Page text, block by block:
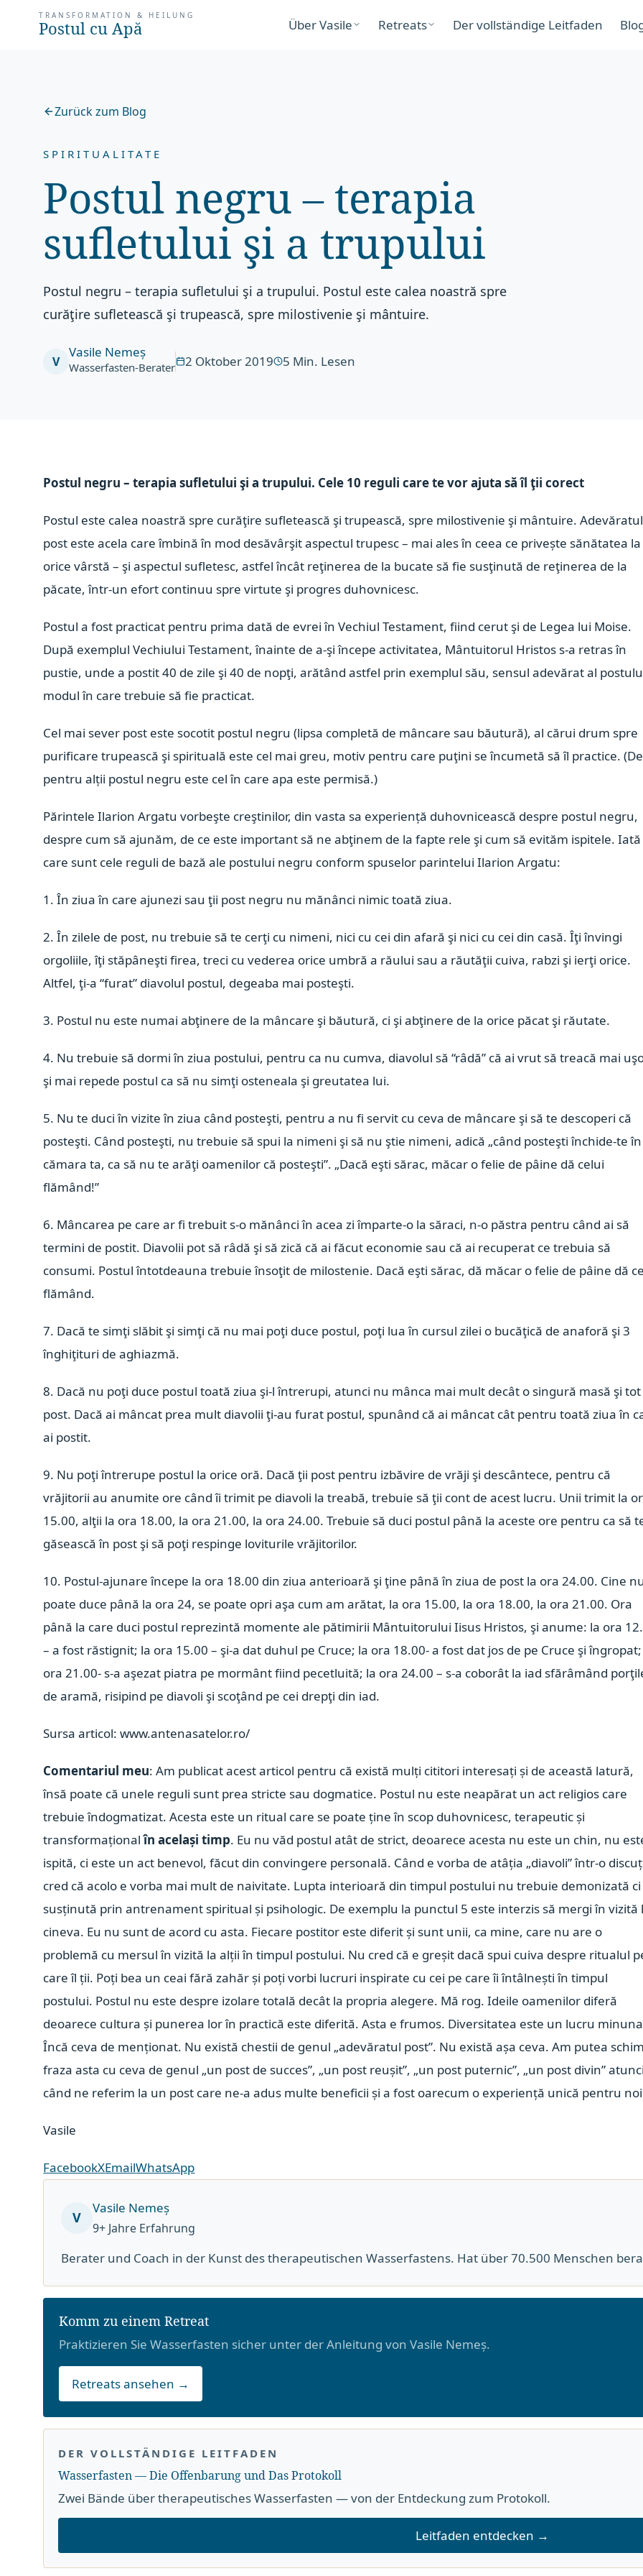
TRANSFORMATION & HEILUNG
Postul cu Apă Über Vasile Retreats Der vollständige Leitfaden
Zurück zum Blog
SPIRITUALITATE
Postul negru – terapia
sufletului şi a trupului
Postul negru – terapia sufletului şi a trupului. Postul este calea noastră spre
curăţire sufletească şi trupească, spre milostivenie şi mântuire.
V
Vasile Nemeș
Wasserfasten-Berater 2 Oktober 2019 5 Min. Lesen
Postul negru – terapia sufletului şi a trupului. Cele 10 reguli care te vor ajuta să îl ţii corect
Postul este calea noastră spre curăţire sufletească şi trupească, spre milostivenie şi mântuire. Adevăratul
post este acela care îmbină în mod desăvârşit aspectul trupesc – mai ales în ceea ce privește sănătatea la
orice vârstă – şi aspectul sufletesc, astfel încât reţinerea de la bucate să fie susţinută de reţinerea de la
păcate, într-un efort continuu spre virtute şi progres duhovnicesc.
Postul a fost practicat pentru prima dată de evrei în Vechiul Testament, fiind cerut şi de Legea lui Moise.
După exemplul Vechiului Testament, înainte de a-şi începe activitatea, Mântuitorul Hristos s-a retras în
pustie, unde a postit 40 de zile şi 40 de nopţi, arătând astfel prin exemplul său, sensul adevărat al
modul în care trebuie să fie practicat.
Cel mai sever post este socotit postul negru (lipsa completă de mâncare sau băutură), al cărui drum spre
purificare trupească şi spirituală este cel mai greu, motiv pentru care puţini se încumetă să îl practice.
pentru alții postul negru este cel în care apa este permisă.)
Părintele Ilarion Argatu vorbeşte creştinilor, din vasta sa experiență duhovnicească despre postul negru,
despre cum să ajunăm, de ce este important să ne abţinem de la fapte rele şi cum să evităm ispitele. Iată
care sunt cele reguli de bază ale postului negru conform spuselor parintelui Ilarion Argatu:
1. În ziua în care ajunezi sau ţii post negru nu mănânci nimic toată ziua.
2. În zilele de post, nu trebuie să te cerţi cu nimeni, nici cu cei din afară şi nici cu cei din casă. Îţi învingi
orgoliile, îţi stăpâneşti firea, treci cu vederea orice umbră a răului sau a răutăţii cuiva, rabzi şi ierţi orice.
Altfel, ţi-a “furat” diavolul postul, degeaba mai posteşti.
3. Postul nu este numai abţinere de la mâncare şi băutură, ci şi abţinere de la orice păcat şi răutate.
4. Nu trebuie să dormi în ziua postului, pentru ca nu cumva, diavolul să “râdă” că ai vrut să treacă mai
şi mai repede postul ca să nu simţi osteneala şi greutatea lui.
5. Nu te duci în vizite în ziua când posteşti, pentru a nu fi servit cu ceva de mâncare şi să te descoperi că
posteşti. Când posteşti, nu trebuie să spui la nimeni şi să nu ştie nimeni, adică „când posteşti închide-te în
cămara ta, ca să nu te arăţi oamenilor că posteşti”. „Dacă eşti sărac, măcar o felie de pâine dă celui
flămând!”
6. Mâncarea pe care ar fi trebuit s-o mănânci în acea zi împarte-o la săraci, n-o păstra pentru când ai să
termini de postit. Diavolii pot să râdă şi să zică că ai făcut economie sau că ai recuperat ce trebuia să
consumi. Postul întotdeauna trebuie însoţit de milostenie. Dacă eşti sărac, dă măcar o felie de pâine dă
flămând.
7. Dacă te simţi slăbit şi simţi că nu mai poţi duce postul, poţi lua în cursul zilei o bucăţică de anaforă şi 3
înghiţituri de aghiazmă.
8. Dacă nu poţi duce postul toată ziua şi-l întrerupi, atunci nu mânca mai mult decât o singură masă şi
post. Dacă ai mâncat prea mult diavolii ţi-au furat postul, spunând că ai mâncat cât pentru toată ziua în
ai postit.
9. Nu poţi întrerupe postul la orice oră. Dacă ţii post pentru izbăvire de vrăji şi descântece, pentru că
vrăjitorii au anumite ore când îi trimit pe diavoli la treabă, trebuie să ţii cont de acest lucru. Unii trimit la
15.00, alţii la ora 18.00, la ora 21.00, la ora 24.00. Trebuie să duci postul până la aceste ore pentru ca să
găsească în post şi să poţi respinge loviturile vrăjitorilor.
10. Postul-ajunare începe la ora 18.00 din ziua anterioară şi ţine până în ziua de post la ora 24.00. Cine
poate duce până la ora 24, se poate opri aşa cum am arătat, la ora 15.00, la ora 18.00, la ora 21.00. Ora
până la care duci postul reprezintă momente ale pătimirii Mântuitorului Iisus Hristos, şi anume: la ora
– a fost răstignit; la ora 15.00 – şi-a dat duhul pe Cruce; la ora 18.00- a fost dat jos de pe Cruce şi
ora 21.00- s-a aşezat piatra pe mormânt fiind pecetluită; la ora 24.00 – s-a coborât la iad sfărâmând
de aramă, risipind pe diavoli şi scoţând pe cei drepţi din iad.
Sursa articol: www.antenasatelor.ro/
Comentariul meu: Am publicat acest articol pentru că există mulți cititori interesați și de această latură,
însă poate că unele reguli sunt prea stricte sau dogmatice. Postul nu este neapărat un act religios care
trebuie îndogmatizat. Acesta este un ritual care se poate ține în scop duhovnicesc, terapeutic și
transformaționalîn același timp. Eu nu văd postul atât de strict, deoarece acesta nu este un chin, nu
ispită, ci este un act benevol, făcut din convingere personală. Când e vorba de atâția „diavoli” într-o
cred că acolo e vorba mai mult de naivitate. Lupta interioară din timpul postului nu trebuie demonizată ci
susținută prin antrenament spiritual și psihologic. De exemplu la punctul 5 este interzis să mergi în vizită
cineva. Eu nu sunt de acord cu asta. Fiecare postitor este diferit și sunt unii, ca mine, care nu are o
problemă cu mersul în vizită la alții în timpul postului. Nu cred că e greșit dacă spui cuiva despre ritualul
care îl ții. Poți bea un ceai fără zahăr și poți vorbi lucruri inspirate cu cei pe care îi întâlnești în timpul
postului. Postul nu este despre izolare totală decât la propria alegere. Mă rog. Ideile oamenilor diferă
deoarece cultura și punerea lor în practică este diferită. Asta e frumos. Diversitatea este un lucru
Încă ceva de menționat. Nu există chestii de genul „adevăratul post”. Nu există așa ceva. Am putea
fraza asta cu ceva de genul „un post de succes”, „un post reușit”, „un post puternic”, „un post divin”
când ne referim la un post care ne-a adus multe beneficii și a fost oarecum o experiență unică pentru
Vasile
FacebookXEmailWhatsApp
V
Vasile Nemeș
9+ Jahre Erfahrung
Berater und Coach in der Kunst des therapeutischen Wasserfastens. Hat über 70.500 Menschen
Komm zu einem Retreat
Praktizieren Sie Wasserfasten sicher unter der Anleitung von Vasile Nemeș.
Retreats ansehen →
DER VOLLSTÄNDIGE LEITFADEN
Wasserfasten — Die Offenbarung und Das Protokoll
Zwei Bände über therapeutisches Wasserfasten — von der Entdeckung zum Protokoll.
Leitfaden entdecken →